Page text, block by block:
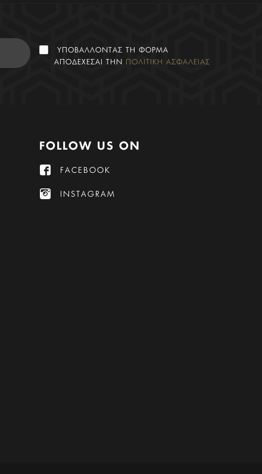
ΥΠΟΒΑΛΛΟΝΤΑΣ ΤΗ ΦΟΡΜΑ
ΑΠΟΔΕΧΕΣΑΙ ΤΗΝ
ΠΟΛΙΤΙΚΗ ΑΣΦΑΛΕΙΑΣ
FOLLOW US ON
FACEBOOK
INSTAGRAM